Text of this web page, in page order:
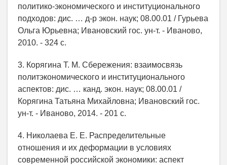
политико-экономического и институционального
подходов: дис. … д-р экон. наук; 08.00.01 / Гурьева
Ольга Юрьевна; Ивановский гос. ун-т. - Иваново,
2010. - 324 с.
3. Корягина Т. М. Сбережения: взаимосвязь
политэкономического и институционального
аспектов: дис. … канд. экон. наук; 08.00.01 /
Корягина Татьяна Михайловна; Ивановский гос.
ун-т. - Иваново, 2014. - 201 с.
4. Николаева Е. Е. Распределительные
отношения и их деформации в условиях
современной российской экономики: аспект